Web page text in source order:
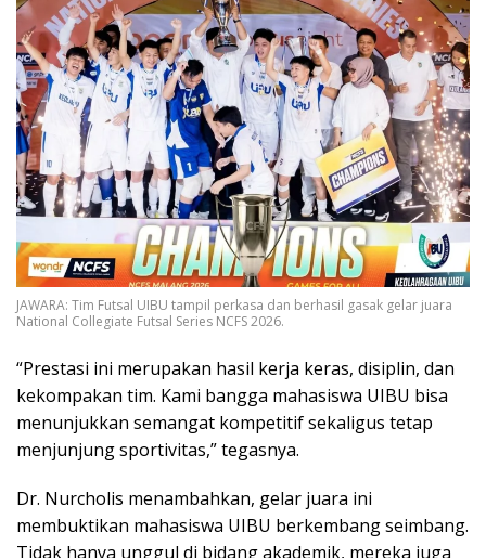
JAWARA: Tim Futsal UIBU tampil perkasa dan berhasil gasak gelar juara
National Collegiate Futsal Series NCFS 2026.
“Prestasi ini merupakan hasil kerja keras, disiplin, dan
kekompakan tim. Kami bangga mahasiswa UIBU bisa
menunjukkan semangat kompetitif sekaligus tetap
menjunjung sportivitas,” tegasnya.
Dr. Nurcholis menambahkan, gelar juara ini
membuktikan mahasiswa UIBU berkembang seimbang.
Tidak hanya unggul di bidang akademik, mereka juga